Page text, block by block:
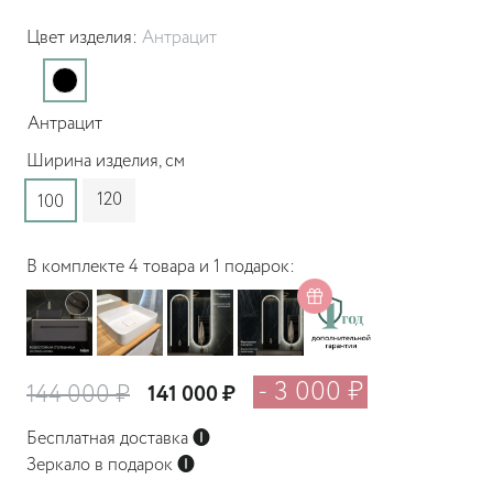
Цвет изделия: Антрацит
Антрацит
Ширина изделия, см
100
120
В комплекте 4 товара и 1 подарок:
144 000 ₽ 141 000 ₽ - 3 000 ₽
Бесплатная доставка🅘
Зеркало в подарок 🅘